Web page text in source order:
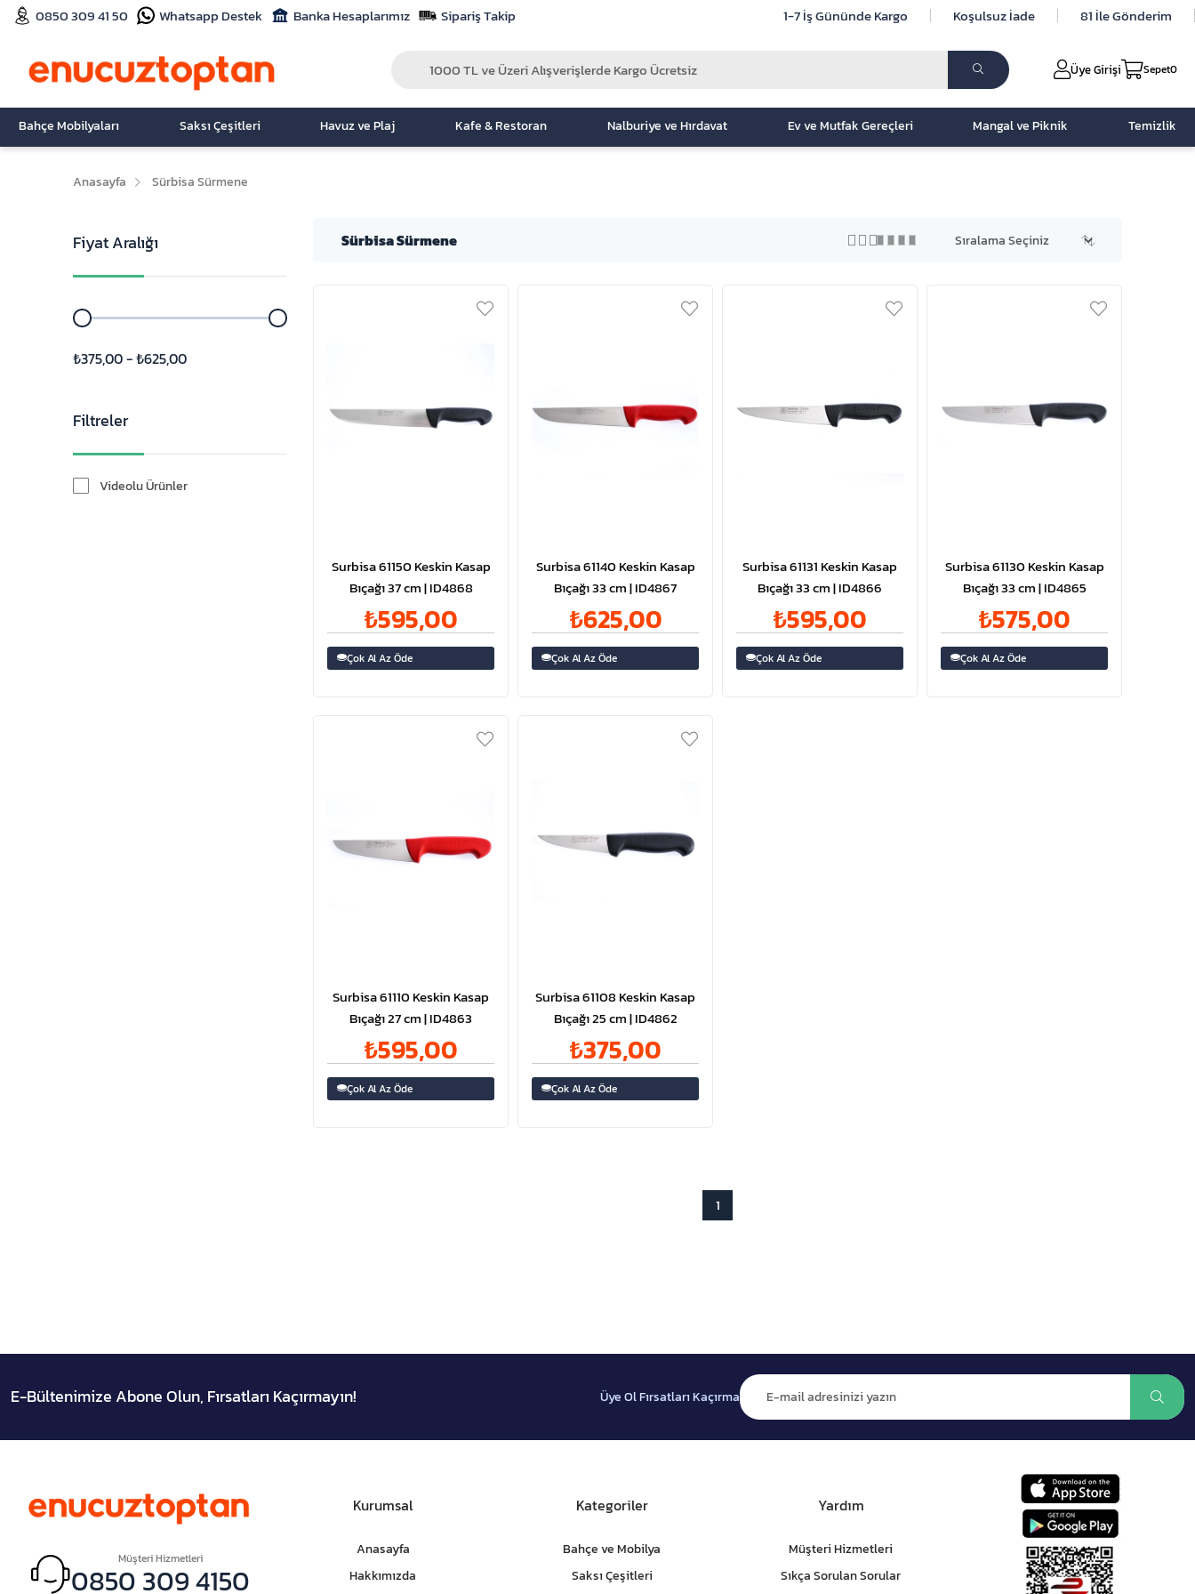
0850 309 41 50 Whatsapp Destek Banka Hesaplarımız Sipariş Takip 1-7 İş Gününde Kargo Koşulsuz İade 81 İle Gönderim
Üye Girişi Sepet0
Bahçe Mobilyaları Saksı Çeşitleri Havuz ve Plaj Kafe & Restoran Nalburiye ve Hırdavat Ev ve Mutfak Gereçleri Mangal ve Piknik Temizlik
Anasayfa Sürbisa Sürmene
Fiyat Aralığı
₺375,00 - ₺625,00
Filtreler
Videolu Ürünler
Sürbisa Sürmene
Surbisa 61150 Keskin Kasap
Bıçağı 37 cm | ID4868
₺595,00
Çok Al Az Öde
Surbisa 61140 Keskin Kasap
Bıçağı 33 cm | ID4867
₺625,00
Çok Al Az Öde
Surbisa 61131 Keskin Kasap
Bıçağı 33 cm | ID4866
₺595,00
Çok Al Az Öde
Surbisa 61130 Keskin Kasap
Bıçağı 33 cm | ID4865
₺575,00
Çok Al Az Öde
Surbisa 61110 Keskin Kasap
Bıçağı 27 cm | ID4863
₺595,00
Çok Al Az Öde
Surbisa 61108 Keskin Kasap
Bıçağı 25 cm | ID4862
₺375,00
Çok Al Az Öde
1
E-Bültenimize Abone Olun, Fırsatları Kaçırmayın! Üye Ol Fırsatları Kaçırma
Müşteri Hizmetleri
0850 309 4150
Kurumsal
Anasayfa
Hakkımızda
Kategoriler
Bahçe ve Mobilya
Saksı Çeşitleri
Yardım
Müşteri Hizmetleri
Sıkça Sorulan Sorular